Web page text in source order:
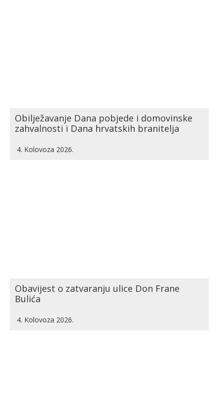
Obilježavanje Dana pobjede i domovinske
zahvalnosti i Dana hrvatskih branitelja
4. Kolovoza 2026.
Obavijest o zatvaranju ulice Don Frane
Bulića
4. Kolovoza 2026.